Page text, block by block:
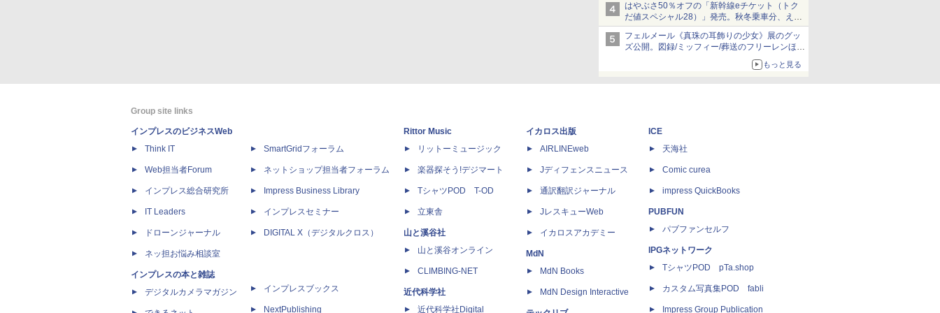
はやぶさ50％オフの「新幹線eチケット（トク
だ値スペシャル28）」発売。秋冬乗車分、えき
ねっと限定
フェルメール《真珠の耳飾りの少女》展のグッ
ズ公開。図録/ミッフィー/葬送のフリーレンほ
もっと見る
Group site links
インプレスのビジネスWeb
Think IT
Web担当者Forum
インプレス総合研究所
IT Leaders
ドローンジャーナル
ネッ担お悩み相談室
インプレスの本と雑誌
デジタルカメラマガジン
SmartGridフォーラム
ネットショップ担当者フォーラム
Impress Business Library
インプレスセミナー
DIGITAL X（デジタルクロス）
インプレスブックス
NextPublishing
Rittor Music
リットーミュージック
楽器探そう!デジマート
TシャツPOD T-OD
立東舎
山と溪谷社
山と溪谷オンライン
CLIMBING-NET
近代科学社
近代科学社Digital
イカロス出版
AIRLINEweb
Jディフェンスニュース
通訳翻訳ジャーナル
JレスキューWeb
イカロスアカデミー
MdN
MdN Books
MdN Design Interactive
ICE
天海社
Comic curea
impress QuickBooks
PUBFUN
パブファンセルフ
IPGネットワーク
TシャツPOD pTa.shop
カスタム写真集POD fabli
Impress Group Publication